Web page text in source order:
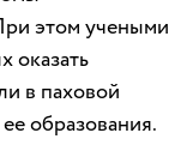
этом учеными
оказать
в паховой
образования.